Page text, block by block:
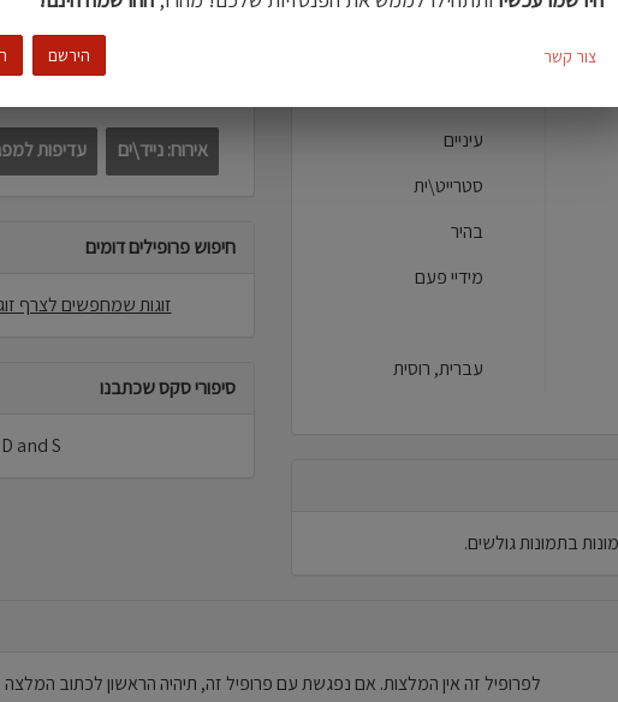
עיניים
סטרייט\ית
בהיר
מידיי פעם
עברית, רוסית
אירוח: נייד\ים עדיפות
חיפוש פרופילים דומים
זוגות שמחפשים לצרף זוג
סיפורי סקס שכתבנו
D and S לא פרסמו סיפורי סקס באתר.
לפרופיל זה אין המלצות. אם נפגשת עם פרופיל זה, תיהיה הראשון לכתוב המלצה
הירשם צור קשר